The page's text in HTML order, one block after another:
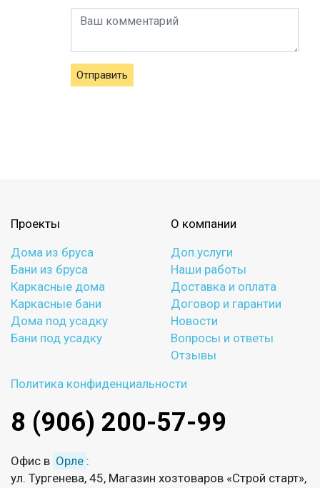
Отправить
Проекты
Дома из бруса
Бани из бруса
Каркасные дома
Каркасные бани
Дома под усадку
Бани под усадку
О компании
Доп.услуги
Наши работы
Доставка и оплата
Договор и гарантии
Новости
Вопросы и ответы
Отзывы
Политика конфиденциальности
8 (906) 200-57-99
Офис в Орле :
ул. Тургенева, 45, Магазин хозтоваров «Строй старт»,